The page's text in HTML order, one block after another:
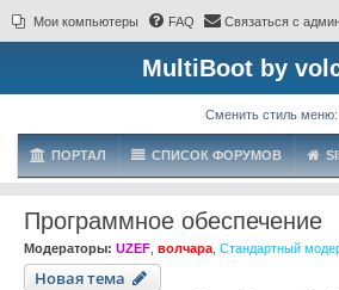
Мои компьютеры FAQ Связаться с
MultiBoot by
Сменить стиль меню:
ПОРТАЛ СПИСОК ФОРУМОВ
Программное обеспечение
Модераторы: UZEF волчара Стандартный
Новая тема